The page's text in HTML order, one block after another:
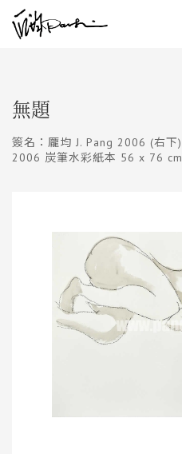
無題
簽名：龎均 J. Pang 2006 (右下)
2006 炭筆水彩紙本 56 x 76 cm